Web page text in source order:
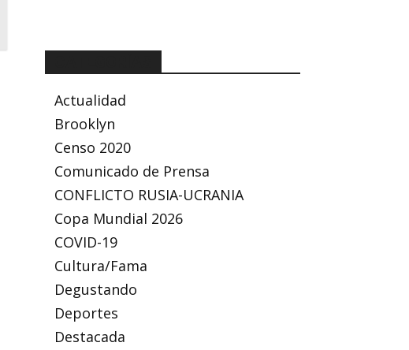
Actualidad
Brooklyn
Censo 2020
Comunicado de Prensa
CONFLICTO RUSIA-UCRANIA
Copa Mundial 2026
COVID-19
Cultura/Fama
Degustando
Deportes
Destacada